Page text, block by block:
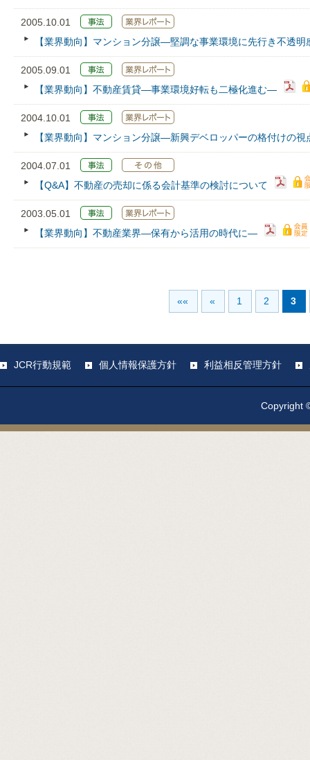
2005.10.01
【業界動向】マンション分譲―堅調な事業環境に先行き不透
2005.09.01
【業界動向】不動産賃貸―事業環境好転も二極化進む―
2004.10.01
【業界動向】マンション分譲―新興デベロッパーの格付けの
2004.07.01
【Q&A】不動産の売却に係る会計基準の検討について
2003.05.01
【業界動向】不動産業界―保有から活用の時代に―
«« « 1 2 3
JCR行動規範 個人情報保護方針 利益相反管理方針
Copyright